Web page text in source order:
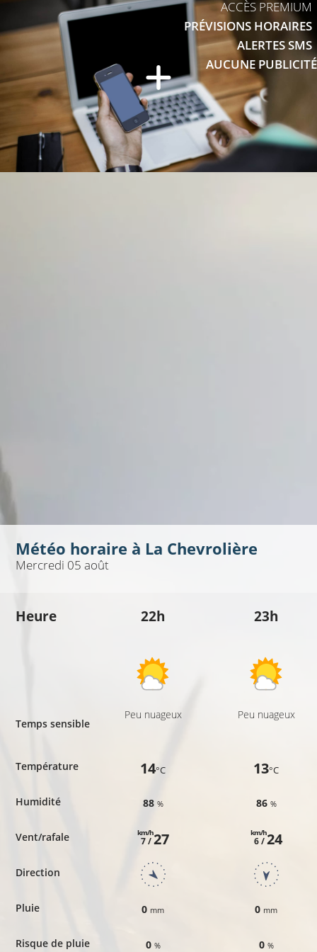
ACCÈS PREMIUM
PRÉVISIONS HORAIRES
ALERTES SMS
AUCUNE PUBLICITÉ
Météo horaire à La Chevrolière
Mercredi 05 août
Heure
Temps sensible
Température
Humidité
Vent/rafale
Direction
Pluie
Risque de pluie
22h
Peu nuageux
14°C
88 %
7 /
km/h27
0 mm
0 %
23h
Peu nuageux
13°C
86 %
6 /
km/h24
0 mm
0 %